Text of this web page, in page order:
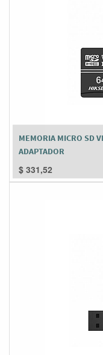
MEMORIA MICRO SD
ADAPTADOR
$ 331,52